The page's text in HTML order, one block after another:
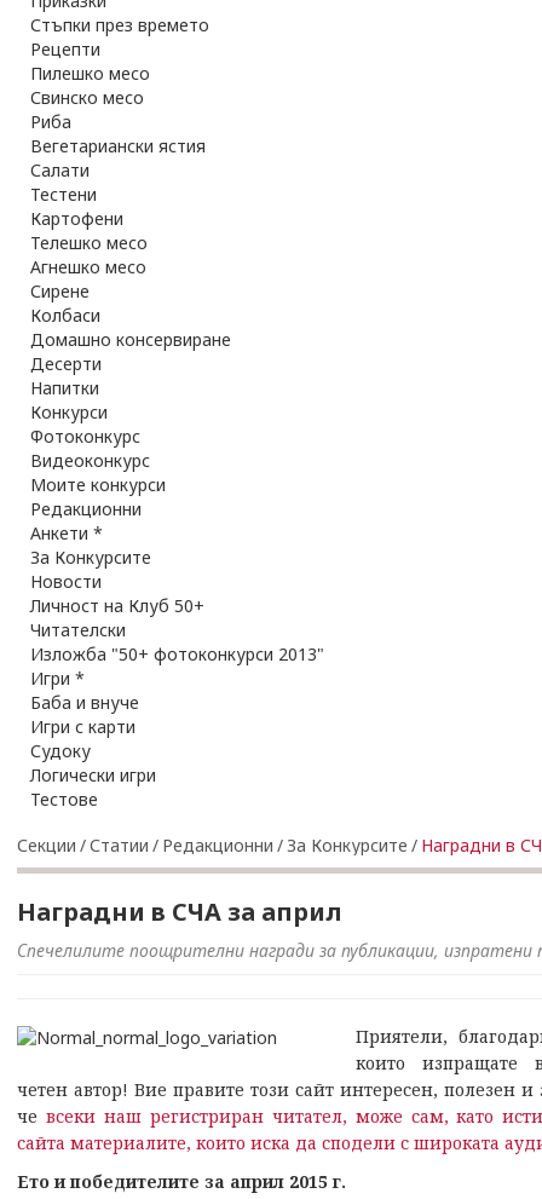
Стъпки през времето
Рецепти
Пилешко месо
Свинско месо
Риба
Вегетариански ястия
Салати
Тестени
Картофени
Телешко месо
Агнешко месо
Сирене
Колбаси
Домашно консервиране
Десерти
Напитки
Конкурси
Фотоконкурс
Видеоконкурс
Моите конкурси
Редакционни
Анкети *
За Конкурсите
Новости
Личност на Клуб 50+
Читателски
Изложба "50+ фотоконкурси 2013"
Игри *
Баба и внуче
Игри с карти
Судоку
Логически игри
Тестове
Секции /Статии / Редакционни / За Конкурсите / Наградни в
Наградни в СЧА за април
Спечелилите поощрителни награди за публикации, изпратени
Приятели,
които изпращате
четен автор! Вие правите този сайт интересен, полезен
че всеки наш регистриран читател, може сам, като
сайта материалите, които иска да сподели с широката
Ето и победителите за април 2015 г.